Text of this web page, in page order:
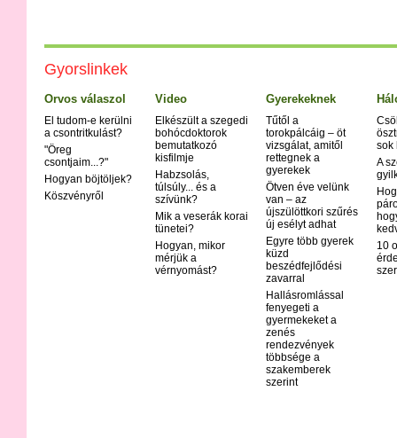
Gyorslinkek
Orvos válaszol
El tudom-e kerülni
a csontritkulást?
"Öreg
csontjaim...?"
Hogyan böjtöljek?
Köszvényről
Video
Elkészült a szegedi
bohócdoktorok
bemutatkozó
kisfilmje
Habzsolás,
túlsúly... és a
szívünk?
Mik a veserák korai
tünetei?
Hogyan, mikor
mérjük a
vérnyomást?
Gyerekeknek
Tűtől a
torokpálcáig – öt
vizsgálat, amitől
rettegnek a
gyerekek
Ötven éve velünk
van – az
újszülöttkori szűrés
új esélyt adhat
Egyre több gyerek
küzd
beszédfejlődési
zavarral
Hallásromlással
fenyegeti a
gyermekeket a
zenés
rendezvények
többsége a
szakemberek
szerint
sok
A
10